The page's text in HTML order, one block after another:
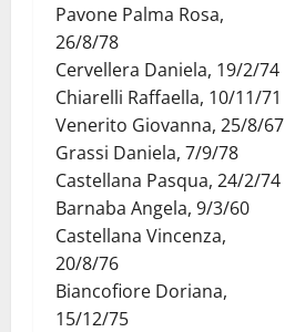
Pavone Palma Rosa,
26/8/78
Cervellera Daniela, 19/2/74
Chiarelli Raffaella, 10/11/71
Venerito Giovanna, 25/8/67
Grassi Daniela, 7/9/78
Castellana Pasqua, 24/2/74
Barnaba Angela, 9/3/60
Castellana Vincenza,
20/8/76
Biancofiore Doriana,
15/12/75